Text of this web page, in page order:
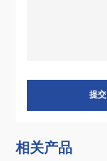
提交
相关产品